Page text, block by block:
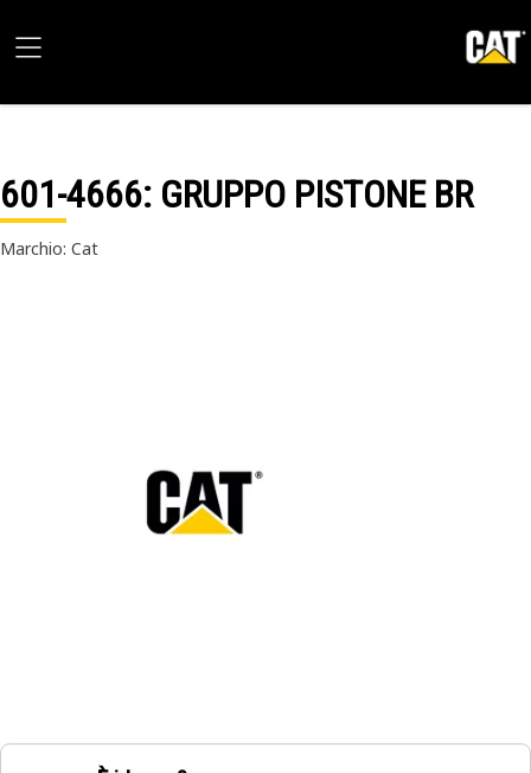
601-4666: GRUPPO PISTONE BR
Marchio: Cat